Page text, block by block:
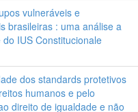
vulneráveis e
brasileiras : uma análise a
IUS Constitucionale
dos standards protetivos
humanos e pelo
direito de igualdade e não